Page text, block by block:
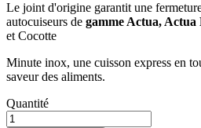
Le joint d'origine garantit une
autocuiseurs de gamme Actua,
et Cocotte
Minute inox, une cuisson express en
saveur des aliments.
Quantité